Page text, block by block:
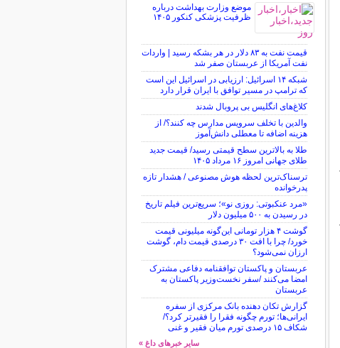
موضع وزارت بهداشت درباره
ظرفیت پزشکی کنکور ۱۴۰۵
قیمت نفت به ۸۳ دلار در هر بشکه رسید | واردات
نفت آمریکا از عربستان صفر شد
شبکه ۱۴ اسرائیل: ارزیابی در اسرائیل این است
که ترامپ در مسیر توافق با ایران قرار دارد
کلاغ‌های انگلیس بی پروبال شدند
والدین با تخلف سرویس مدارس چه کنند؟/ از
هزینه اضافه تا معطلی دانش‌آموز
طلا به بالاترین سطح قیمتی رسید/ قیمت جدید
طلای جهانی امروز ۱۶ مرداد ۱۴۰۵
ترسناک‌ترین لحظه هوش مصنوعی / هشدار تازه
پدرخوانده
«مرد عنکبوتی: روزی نو»؛ سریع‌ترین فیلم تاریخ
در رسیدن به ۵۰۰ میلیون دلار
گوشت ۴ هزار تومانی این‌گونه میلیونی قیمت
خورد/ چرا با افت ۳۰ درصدی قیمت دام، گوشت
ارزان نمی‌شود؟
عربستان و پاکستان توافقنامه دفاعی مشترک
امضا می‌کنند /سفر نخست‌وزیر پاکستان به
عربستان
گزارش تکان‌ دهنده بانک مرکزی از سفره
ایرانی‌ها؛ تورم چگونه فقرا را فقیرتر کرد؟/
شکاف ۱۵ درصدی تورم میان فقیر و غنی
سایر خبرهای داغ »